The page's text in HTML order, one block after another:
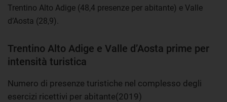
Trentino Alto Adige (48,4 presenze per abitante) e Valle
d’Aosta (28,9).
Trentino Alto Adige e Valle d’Aosta prime per
intensità turistica
Numero di presenze turistiche nel complesso degli
esercizi ricettivi per abitante(2019)